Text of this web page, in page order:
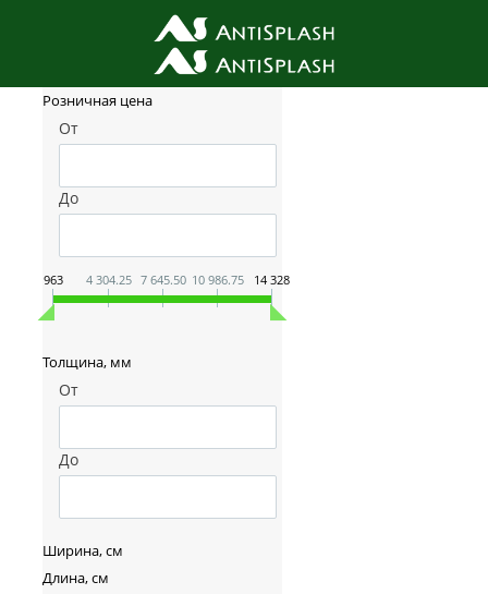
Фильтр товаров
Розничная цена
От
До
963 4 304.25 7 645.50 10 986.75 14 328
Толщина, мм
От
До
Ширина, см
Длина, см